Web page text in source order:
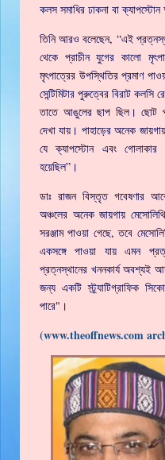
কলস সমাধির ঢাকনা বা
তিনি আরও বলেছেন, “এই
থেকে প্রাচীন যুগের কালো
মৃৎপাত্রের উপস্থিতির প্রমাণ
সেন্টিমিটার পুরুত্বের বিরাট কলসি
তাতে আঙুলের ছাপ ছিল। ছোট
দেখা যায়। পাহাড়ের অনেক
যে ক্যাপস্টোন এবং গোলাকার
হয়েছিল”।
ডাঃ রাজন বিস্তৃত গবেষণার
অঞ্চলের অনেক জায়গায়
সরঞ্জাম পাওয়া গেছে, তবে
একসঙ্গে পাওয়া যায় এমন
প্রত্নস্থানের খননকার্য অবশ্যই
জন্য একটি স্ট্র্যাটিগ্রাফিক
পারে"।
(www.theoffnews.com